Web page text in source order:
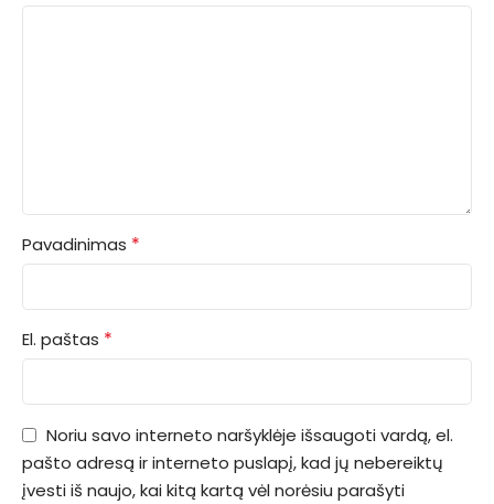
Pavadinimas *
El. paštas *
Noriu savo interneto naršyklėje išsaugoti vardą, el.
pašto adresą ir interneto puslapį, kad jų nebereiktų
įvesti iš naujo, kai kitą kartą vėl norėsiu parašyti